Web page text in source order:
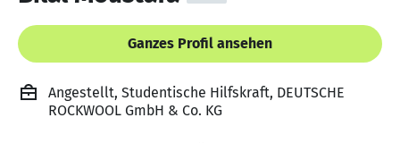
Ganzes Profil ansehen
Angestellt, Studentische Hilfskraft, DEUTSCHE
ROCKWOOL GmbH & Co. KG